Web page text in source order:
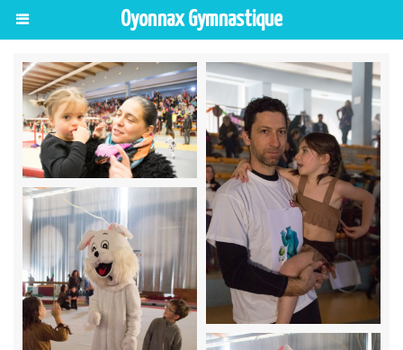
Oyonnax Gymnastique